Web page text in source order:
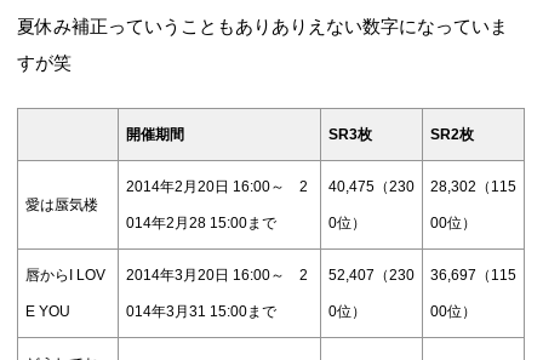
夏休み補正っていうこともありありえない数字になっていま
すが笑
開催期間 SR3枚 SR2枚
愛は蜃気楼
2014年2月20日 16:00～ 2
014年2月28 15:00まで
40,475（230
0位）
28,302（115
00位）
唇からI LOV
E YOU
2014年3月20日 16:00～ 2
014年3月31 15:00まで
52,407（230
0位）
36,697（115
00位）